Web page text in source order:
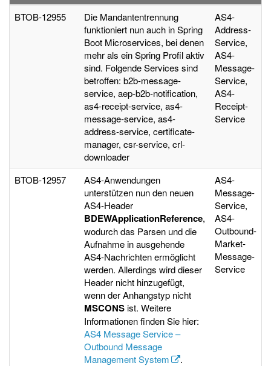
BTOB-12955
Die Mandantentrennung
funktioniert nun auch in Spring
Boot Microservices, bei denen
mehr als ein Spring Profil aktiv
sind. Folgende Services sind
betroffen: b2b-message-
service, aep-b2b-notification,
as4-receipt-service, as4-
message-service, as4-
address-service, certificate-
manager, csr-service, crl-
downloader
AS4-
Address-
Service,
AS4-
Message-
Service,
AS4-
Receipt-
Service
BTOB-12957
AS4-Anwendungen
unterstützen nun den neuen
AS4-Header
BDEWApplicationReference,
wodurch das Parsen und die
Aufnahme in ausgehende
AS4-Nachrichten ermöglicht
werden. Allerdings wird dieser
Header nicht hinzugefügt,
wenn der Anhangstyp nicht
MSCONSist. Weitere
Informationen finden Sie hier:
AS4 Message Service –
Outbound Message
Management System
.
AS4-
Message-
Service,
AS4-
Outbound-
Market-
Message-
Service